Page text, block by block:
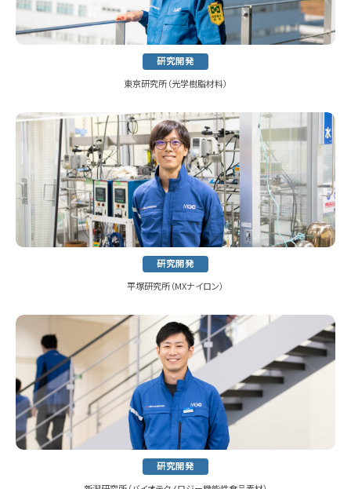
研究開発
東京研究所（光学樹脂材料）
研究開発
平塚研究所（MXナイロン）
研究開発